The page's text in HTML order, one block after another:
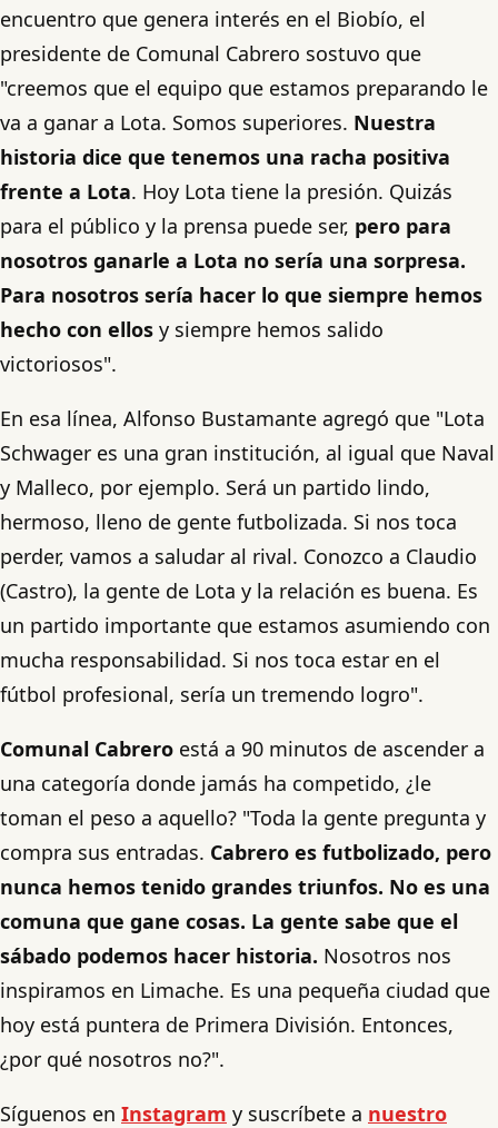
encuentro que genera interés en el Biobío, el
presidente de Comunal Cabrero sostuvo que
"creemos que el equipo que estamos preparando le
va a ganar a Lota. Somos superiores. Nuestra
historia dice que tenemos una racha positiva
frente a Lota. Hoy Lota tiene la presión. Quizás
para el público y la prensa puede ser, pero para
nosotros ganarle a Lota no sería una sorpresa.
Para nosotros sería hacer lo que siempre hemos
hecho con ellos y siempre hemos salido
victoriosos".
En esa línea, Alfonso Bustamante agregó que "Lota
Schwager es una gran institución, al igual que Naval
y Malleco, por ejemplo. Será un partido lindo,
hermoso, lleno de gente futbolizada. Si nos toca
perder, vamos a saludar al rival. Conozco a Claudio
(Castro), la gente de Lota y la relación es buena. Es
un partido importante que estamos asumiendo con
mucha responsabilidad. Si nos toca estar en el
fútbol profesional, sería un tremendo logro".
Comunal Cabrero está a 90 minutos de ascender a
una categoría donde jamás ha competido, ¿le
toman el peso a aquello? "Toda la gente pregunta y
compra sus entradas. Cabrero es futbolizado, pero
nunca hemos tenido grandes triunfos. No es una
comuna que gane cosas. La gente sabe que el
sábado podemos hacer historia. Nosotros nos
inspiramos en Limache. Es una pequeña ciudad que
hoy está puntera de Primera División. Entonces,
¿por qué nosotros no?".
Síguenos en Instagram y suscríbete a nuestro